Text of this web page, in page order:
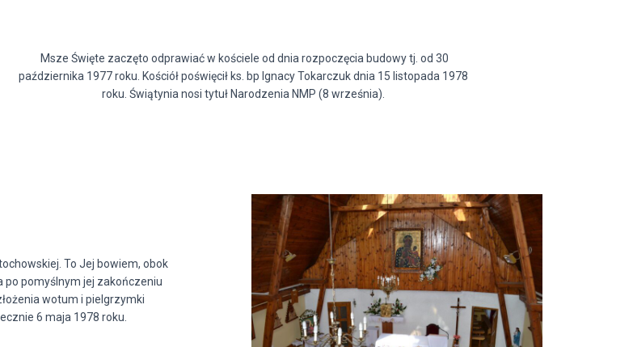
Msze Święte zaczęto odprawiać w kościele od dnia rozpoczęcia budowy tj. od 30
października 1977 roku. Kościół poświęcił ks. bp Ignacy Tokarczuk dnia 15 listopada 1978
roku. Świątynia nosi tytuł Narodzenia NMP (8 września).
To Jej bowiem, obok
po pomyślnym jej zakończeniu
wotum i pielgrzymki
6 maja 1978 roku.